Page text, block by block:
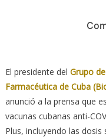
El presidente del Grupo
Farmacéutica de Cuba
anunció a la prensa que
vacunas cubanas anti-
Plus, incluyendo las